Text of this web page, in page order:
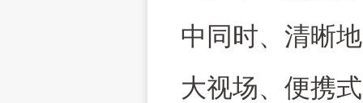
中同时、清晰
大视场、便携